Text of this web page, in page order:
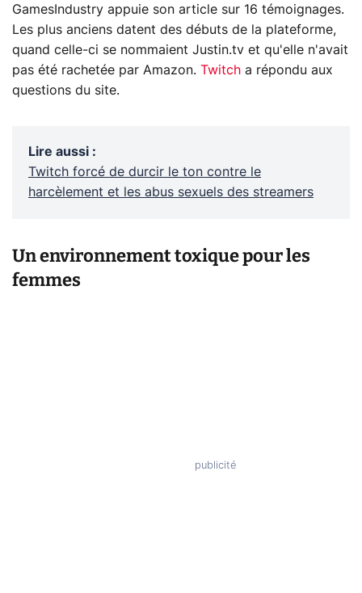
GamesIndustry appuie son article sur 16 témoignages.
Les plus anciens datent des débuts de la plateforme,
quand celle-ci se nommaient Justin.tv et qu'elle n'avait
pas été rachetée par Amazon. Twitch a répondu aux
questions du site.
Lire aussi :
Twitch forcé de durcir le ton contre le
harcèlement et les abus sexuels des streamers
Un environnement toxique pour les
femmes